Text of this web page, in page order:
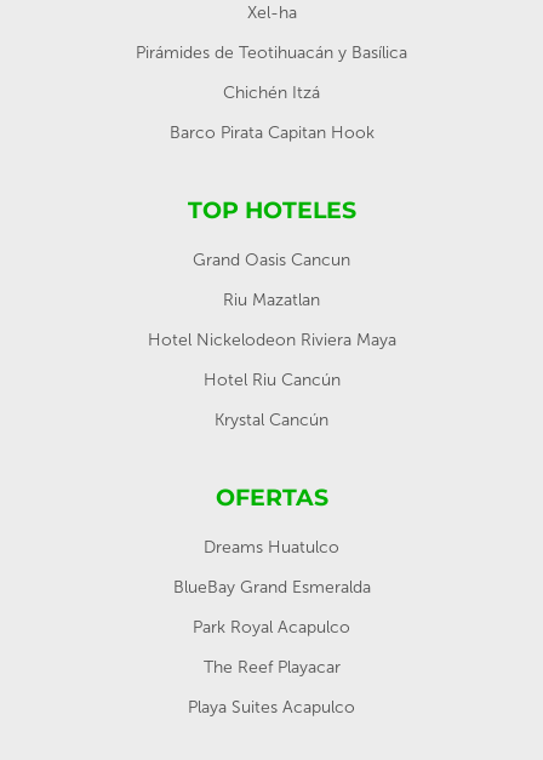
Xel-ha
Pirámides de Teotihuacán y Basílica
Chichén Itzá
Barco Pirata Capitan Hook
TOP HOTELES
Grand Oasis Cancun
Riu Mazatlan
Hotel Nickelodeon Riviera Maya
Hotel Riu Cancún
Krystal Cancún
OFERTAS
Dreams Huatulco
BlueBay Grand Esmeralda
Park Royal Acapulco
The Reef Playacar
Playa Suites Acapulco